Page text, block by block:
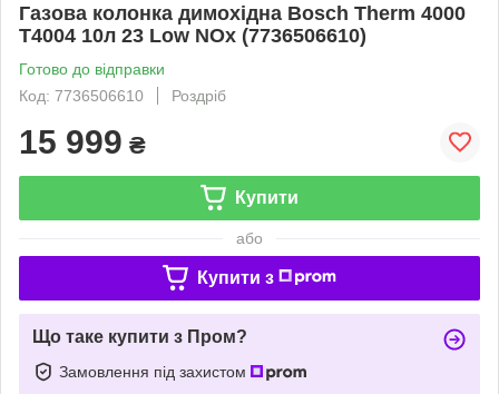
Газова колонка димохідна Bosch Therm 4000
T4004 10л 23 Low NOx (7736506610)
Готово до відправки
Код: 7736506610
Роздріб
15 999 ₴
Купити
або
Купити з
Що таке купити з Пром?
Замовлення під захистом